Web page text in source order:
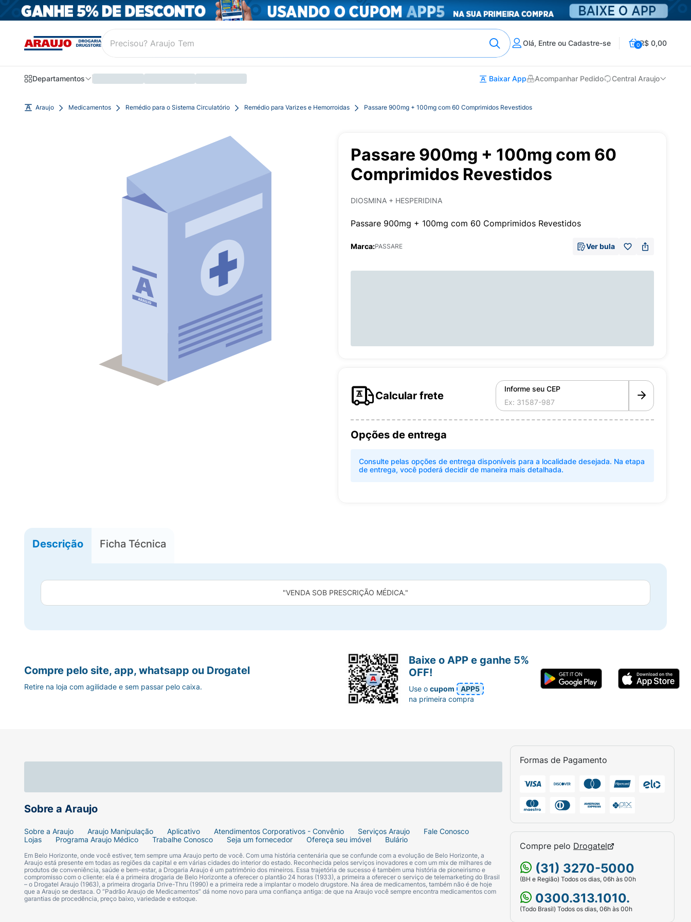
Olá, Entre ou Cadastre-se 0R$ 0,00
Departamentos Baixar App Acompanhar Pedido Central Araujo
Araujo Medicamentos Remédio para o Sistema Circulatório Remédio para Varizes e Hemorroidas Passare 900mg + 100mg com 60 Comprimidos Revestidos
Passare 900mg + 100mg com 60
Comprimidos Revestidos
DIOSMINA + HESPERIDINA
Passare 900mg + 100mg com 60 Comprimidos Revestidos
Marca:PASSARE Ver bula
Calcular frete
Informe seu CEP
Opções de entrega
Consulte pelas opções de entrega disponíveis para a localidade desejada. Na etapa
de entrega, você poderá decidir de maneira mais detalhada.
Descrição Ficha Técnica
"VENDA SOB PRESCRIÇÃO MÉDICA."
Sobre a Araujo
Sobre a Araujo Araujo Manipulação Aplicativo Atendimentos Corporativos - Convênio Serviços Araujo
Fale Conosco
Lojas
Programa Araujo Médico Trabalhe Conosco Seja um fornecedor Ofereça seu imóvel Bulário
Em Belo Horizonte, onde você estiver, tem sempre uma Araujo perto de você. Com uma história centenária que se confunde com a evolução de Belo Horizonte, a
Araujo está presente em todas as regiões da capital e em várias cidades do interior do estado. Reconhecida pelos serviços inovadores e com um mix de milhares de
produtos de conveniência, saúde e bem-estar, a Drogaria Araujo é um patrimônio dos mineiros. Essa trajetória de sucesso é também uma história de pioneirismo e
compromisso com o cliente: ela é a primeira drogaria de Belo Horizonte a oferecer o plantão 24 horas (1933), a primeira a oferecer o serviço de telemarketing do Brasil
– o Drogatel Araujo (1963), a primeira drogaria Drive-Thru (1990) e a primeira rede a implantar o modelo drugstore. Na área de medicamentos, também não é de hoje
que a Araujo se destaca. O “Padrão Araujo de Medicamentos” dá nome novo para uma confiança antiga: de que na Araujo você sempre encontra medicamentos com
garantias de procedência, preço baixo, variedade e estoque.
Formas de Pagamento
Compre pelo Drogatel
(31) 3270-5000
(BH e Região) Todos os dias, 06h às 00h
0300.313.1010.
(Todo Brasil) Todos os dias, 06h às 00h
Compre pelo site, app, whatsapp ou Drogatel
Retire na loja com agilidade e sem passar pelo caixa.
Baixe o APP e ganhe 5%
OFF!
Use ocupom
APP5
na primeira compra